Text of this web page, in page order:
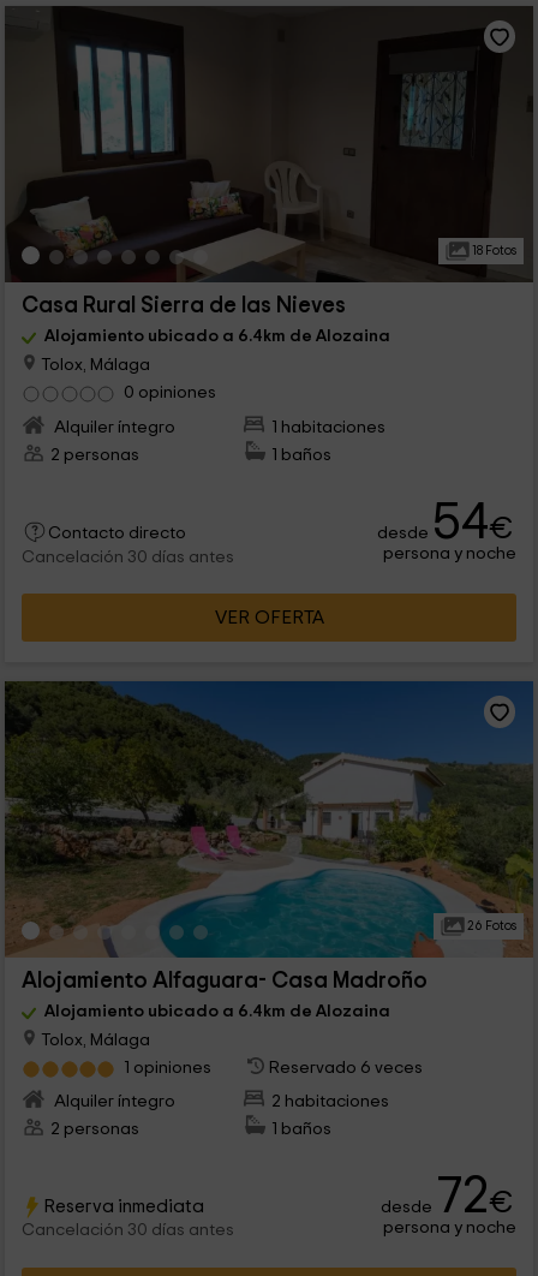
18 Fotos
Casa Rural Sierra de las Nieves
Alojamiento ubicado a 6.4km de Alozaina
Tolox, Málaga
0 opiniones
Alquiler íntegro
1 habitaciones
2 personas
1 baños
Contacto directo
Cancelación 30 días antes
desde 54€
persona y noche
VER OFERTA
26 Fotos
Alojamiento Alfaguara- Casa Madroño
Alojamiento ubicado a 6.4km de Alozaina
Tolox, Málaga
1 opiniones
Reservado 6 veces
Alquiler íntegro
2 habitaciones
2 personas
1 baños
Reserva inmediata
Cancelación 30 días antes
desde 72€
persona y noche